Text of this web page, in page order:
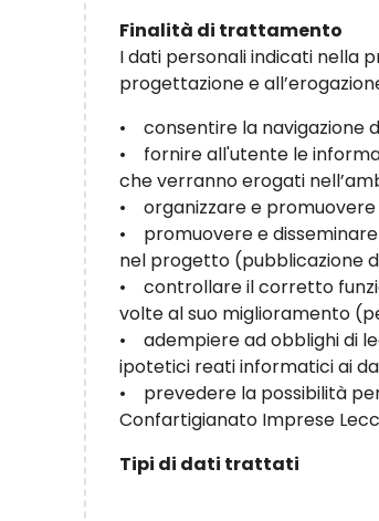
Finalità di trattamento
I dati personali indicati nella
progettazione e
• consentire la navigazione
• fornire all'utente le
che verranno erogati
• organizzare e
• promuovere e
nel progetto (pubblicazione
• controllare il corretto
volte al suo miglioramento
• adempiere ad obblighi di
ipotetici reati informatici ai
• prevedere la possibilità
Confartigianato Imprese
Tipi di dati trattati